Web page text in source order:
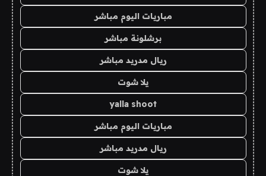
مباريات اليوم مباشر
برشلونة مباشر
ريال مدريد مباشر
يلا شوت
yalla shoot
مباريات اليوم مباشر
ريال مدريد مباشر
يلا شوت